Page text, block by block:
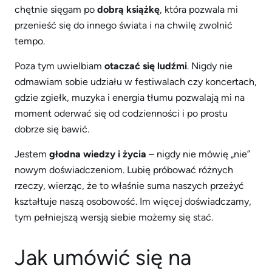
chętnie sięgam po dobrą książkę, która pozwala mi
przenieść się do innego świata i na chwilę zwolnić
tempo.
Poza tym uwielbiam otaczać się ludźmi. Nigdy nie
odmawiam sobie udziału w festiwalach czy koncertach,
gdzie zgiełk, muzyka i energia tłumu pozwalają mi na
moment oderwać się od codzienności i po prostu
dobrze się bawić.
Jestem głodna wiedzy i życia – nigdy nie mówię „nie”
nowym doświadczeniom. Lubię próbować różnych
rzeczy, wierząc, że to właśnie suma naszych przeżyć
kształtuje naszą osobowość. Im więcej doświadczamy,
tym pełniejszą wersją siebie możemy się stać.
Jak umówić się na